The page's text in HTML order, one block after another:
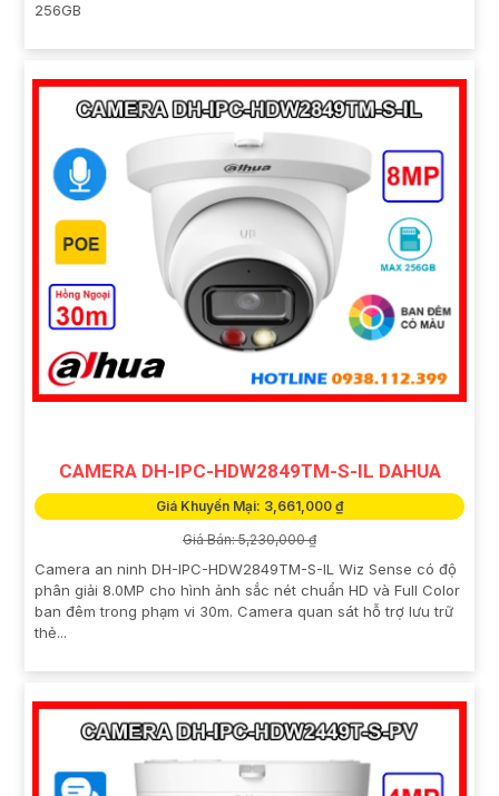
256GB
CAMERA DH-IPC-HDW2849TM-S-IL DAHUA
Giá Khuyến Mại: 3,661,000 ₫
Giá Bán: 5,230,000 ₫
Camera an ninh DH-IPC-HDW2849TM-S-IL Wiz Sense có độ
phân giải 8.0MP cho hình ảnh sắc nét chuẩn HD và Full Color
ban đêm trong phạm vi 30m. Camera quan sát hỗ trợ lưu trữ
thẻ...